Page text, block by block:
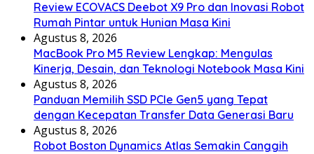
Review ECOVACS Deebot X9 Pro dan Inovasi Robot
Rumah Pintar untuk Hunian Masa Kini
Agustus 8, 2026
MacBook Pro M5 Review Lengkap: Mengulas
Kinerja, Desain, dan Teknologi Notebook Masa Kini
Agustus 8, 2026
Panduan Memilih SSD PCIe Gen5 yang Tepat
dengan Kecepatan Transfer Data Generasi Baru
Agustus 8, 2026
Robot Boston Dynamics Atlas Semakin Canggih